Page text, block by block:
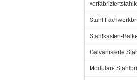
Stahl
Stahlkasten-
Galvanisierte
Modulare